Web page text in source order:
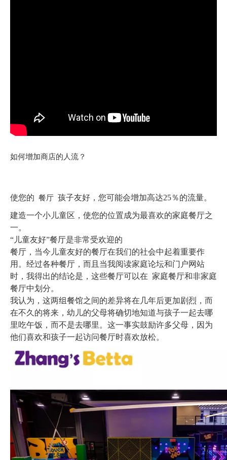
如何增加商店的人流？
使您的 餐厅 孩子友好，您可能会增加高达25％的流量。
建造一个小儿童区，使您的位置成为最喜欢的家庭餐厅之
一。
“儿童友好”餐厅是非常受欢迎的
餐厅，当今儿童友好的餐厅在我们的社会中起着重要作
用。经过各种餐厅，而且当我阅读家庭论坛和门户网站
时，我得出的结论是，这些餐厅可以在 家庭餐厅和非家庭
餐厅中划分。
我认为，这两组餐馆之间的差异将在几年后更加剧烈，而
在不久的将来，幼儿的父母将确切地知道与孩子一起去哪
里吃午饭，而不是去哪里。这一事实鼓励许多父母，因为
他们喜欢和孩子一起访问餐厅时喜欢放松。